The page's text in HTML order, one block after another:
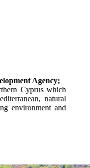
Agency;
Cyprus which
natural
environment and